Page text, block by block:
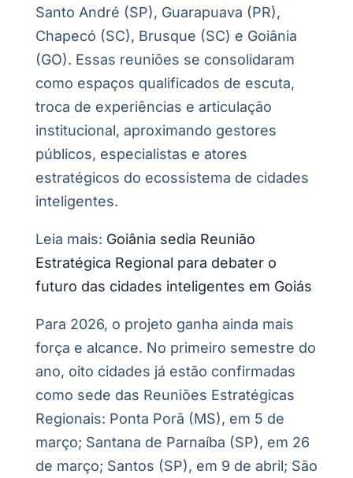
Santo André (SP), Guarapuava (PR),
Chapecó (SC), Brusque (SC) e Goiânia
(GO). Essas reuniões se consolidaram
como espaços qualificados de escuta,
troca de experiências e articulação
institucional, aproximando gestores
públicos, especialistas e atores
estratégicos do ecossistema de cidades
inteligentes.
Leia mais: Goiânia sedia Reunião
Estratégica Regional para debater o
futuro das cidades inteligentes em Goiás
Para 2026, o projeto ganha ainda mais
força e alcance. No primeiro semestre do
ano, oito cidades já estão confirmadas
como sede das Reuniões Estratégicas
Regionais: Ponta Porã (MS), em 5 de
março; Santana de Parnaíba (SP), em 26
de março; Santos (SP), em 9 de abril; São